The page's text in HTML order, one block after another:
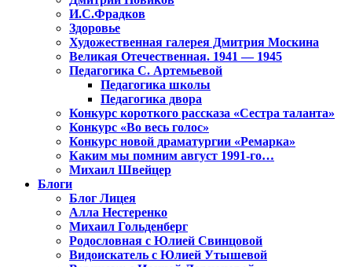
И.С.Фрадков
Здоровье
Художественная галерея Дмитрия Москина
Великая Отечественная. 1941 — 1945
Педагогика С. Артемьевой
Педагогика школы
Педагогика двора
Конкурс короткого рассказа «Сестра таланта»
Конкурс «Во весь голос»
Конкурс новой драматургии «Ремарка»
Каким мы помним август 1991-го…
Михаил Швейцер
Блоги
Блог Лицея
Алла Нестеренко
Михаил Гольденберг
Родословная с Юлией Свинцовой
Видоискатель с Юлией Утышевой